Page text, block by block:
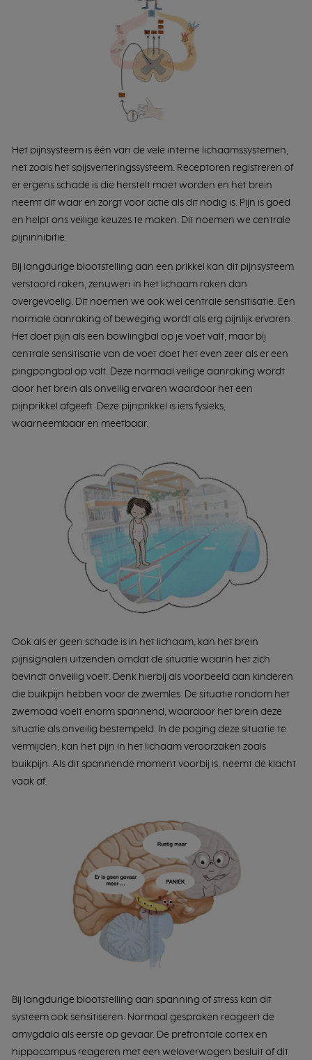
Het pijnsysteem is één van de vele interne lichaamssystemen,
net zoals het spijsverteringssysteem. Receptoren registreren of
er ergens schade is die herstelt moet worden en het brein
neemt dit waar en zorgt voor actie als dit nodig is. Pijn is goed
en helpt ons veilige keuzes te maken. Dit noemen we centrale
pijninhibitie.
Bij langdurige blootstelling aan een prikkel kan dit pijnsysteem
verstoord raken, zenuwen in het lichaam raken dan
overgevoelig. Dit noemen we ook wel centrale sensitisatie. Een
normale aanraking of beweging wordt als erg pijnlijk ervaren.
Het doet pijn als een bowlingbal op je voet valt, maar bij
centrale sensitisatie van de voet doet het even zeer als er een
pingpongbal op valt. Deze normaal veilige aanraking wordt
door het brein als onveilig ervaren waardoor het een
pijnprikkel afgeeft. Deze pijnprikkel is iets fysieks,
waarneembaar en meetbaar.
Ook als er geen schade is in het lichaam, kan het brein
pijnsignalen uitzenden omdat de situatie waarin het zich
bevindt onveilig voelt. Denk hierbij als voorbeeld aan kinderen
die buikpijn hebben voor de zwemles. De situatie rondom het
zwembad voelt enorm spannend, waardoor het brein deze
situatie als onveilig bestempeld. In de poging deze situatie te
vermijden, kan het pijn in het lichaam veroorzaken zoals
buikpijn. Als dit spannende moment voorbij is, neemt de klacht
vaak af.
Bij langdurige blootstelling aan spanning of stress kan dit
systeem ook sensitiseren. Normaal gesproken reageert de
amygdala als eerste op gevaar. De prefrontale cortex en
hippocampus reageren met een weloverwogen besluit of dit